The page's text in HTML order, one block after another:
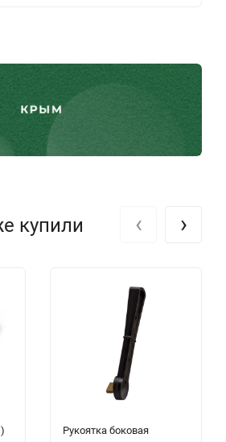
купили
Рукоятка боковая
‹ ›